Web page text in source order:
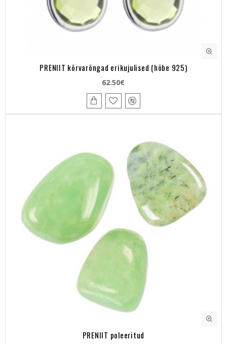
PRENIIT kõrvarõngad erikujulised (hõbe 925)
62.50€
PRENIIT poleeritud